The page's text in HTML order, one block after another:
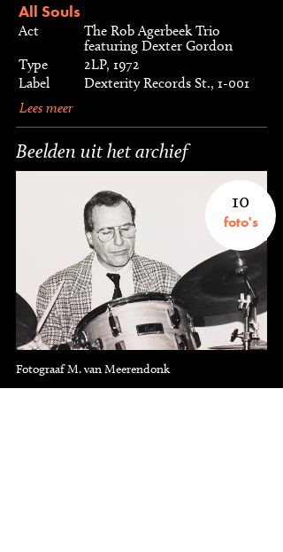
All Souls
Act
The Rob Agerbeek Trio
featuring Dexter Gordon
Type
2LP, 1972
Label
Dexterity Records St., 1-001
Lees meer
Beelden uit het archief
10
foto's
Fotograaf M. van Meerendonk